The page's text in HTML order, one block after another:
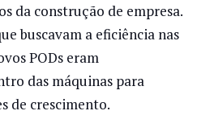
da construção de empresa.
buscavam a eficiência nas
PODs eram
das máquinas para
de crescimento.